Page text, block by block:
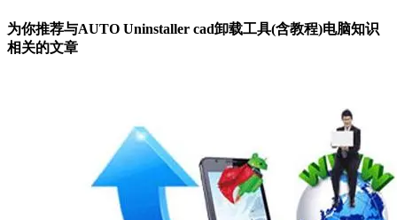
为你推荐与AUTO Uninstaller cad卸载工具(含教程)电脑知识
相关的文章